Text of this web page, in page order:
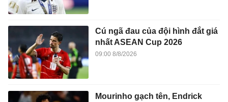
Cú ngã đau của đội hình đắt giá
nhất ASEAN Cup 2026
09:00 8/8/2026
Mourinho gạch tên, Endrick